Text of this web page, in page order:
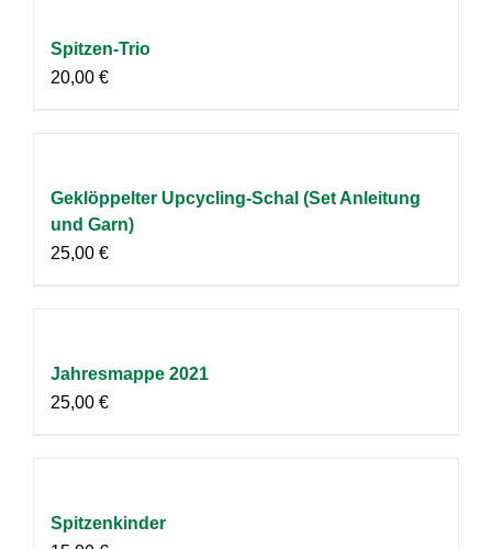
Spitzen-Trio
20,00 €
Geklöppelter Upcycling-Schal (Set Anleitung
und Garn)
25,00 €
Jahresmappe 2021
25,00 €
Spitzenkinder